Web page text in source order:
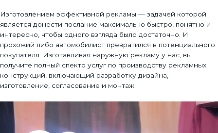
Изготовлением эффективной рекламы — задачей которой
является донести послание максимально быстро, понятно и
интересно, чтобы одного взгляда было достаточно. И
прохожий либо автомобилист превратился в потенциального
покупателя. Изготавливая наружную рекламу у нас, вы
получите полный спектр услуг по производству рекламных
конструкций, включающий разработку дизайна,
изготовление, согласование и монтаж.